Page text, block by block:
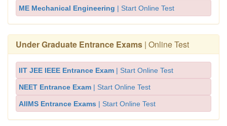
ME Mechanical Engineering | Start Online Test
Under Graduate Entrance Exams | Online Test
IIT JEE IEEE Entrance Exam | Start Online Test
NEET Entrance Exam | Start Online Test
AIIMS Entrance Exams | Start Online Test